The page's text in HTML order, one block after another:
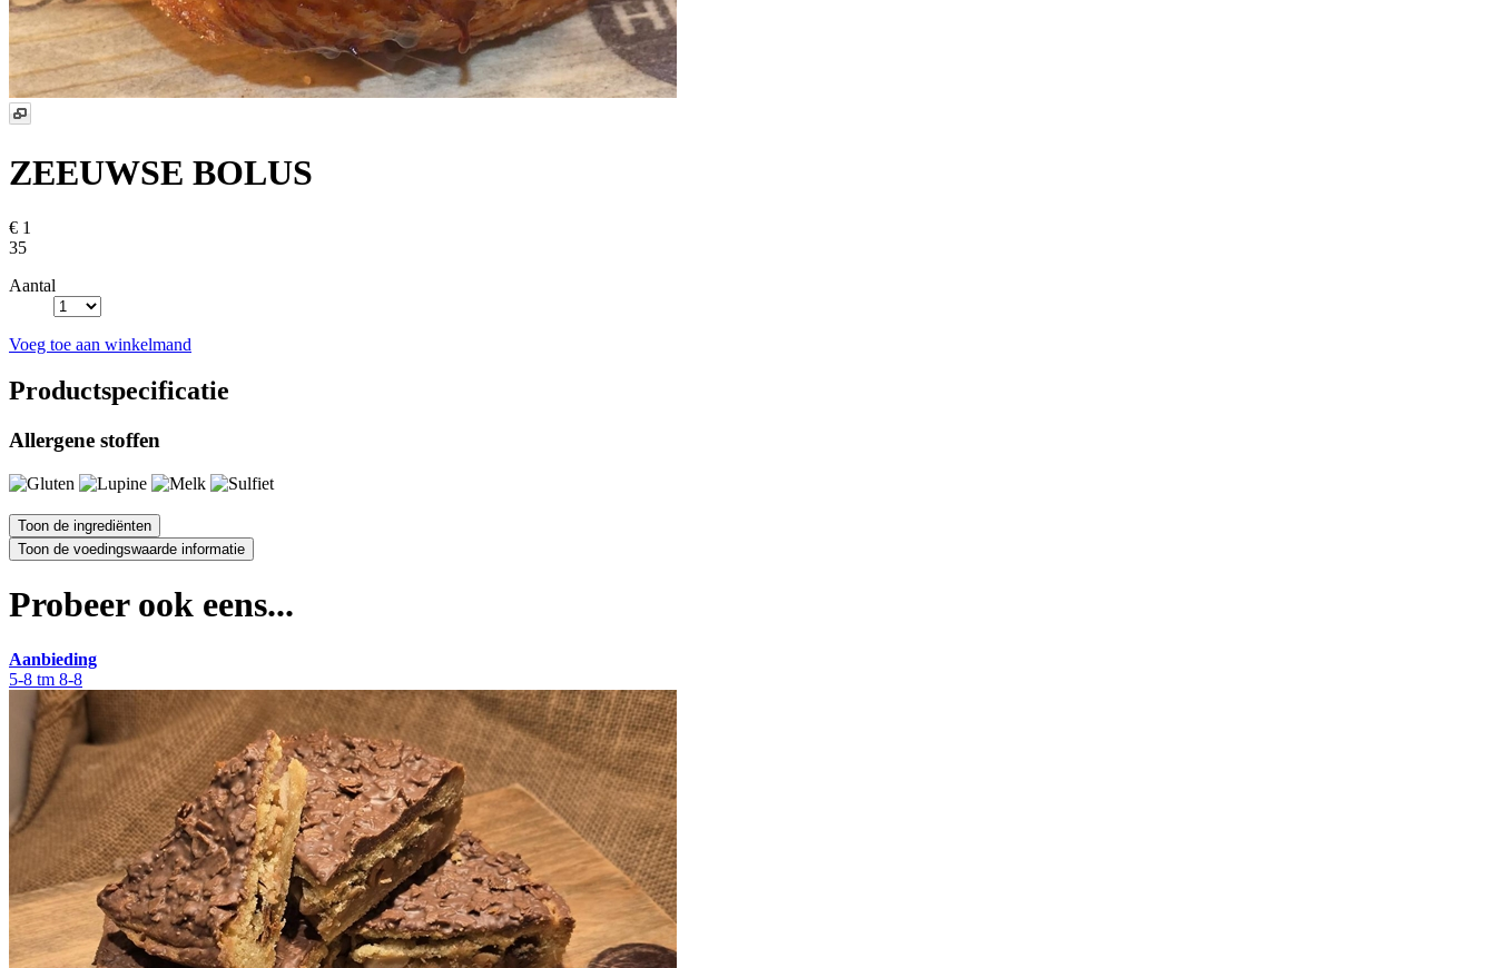
ZEEUWSE BOLUS
€ 1
35
Aantal
Voeg toe aan winkelmand
Productspecificatie
Allergene stoffen
Probeer ook eens...
Aanbieding
5-8 tm 8-8